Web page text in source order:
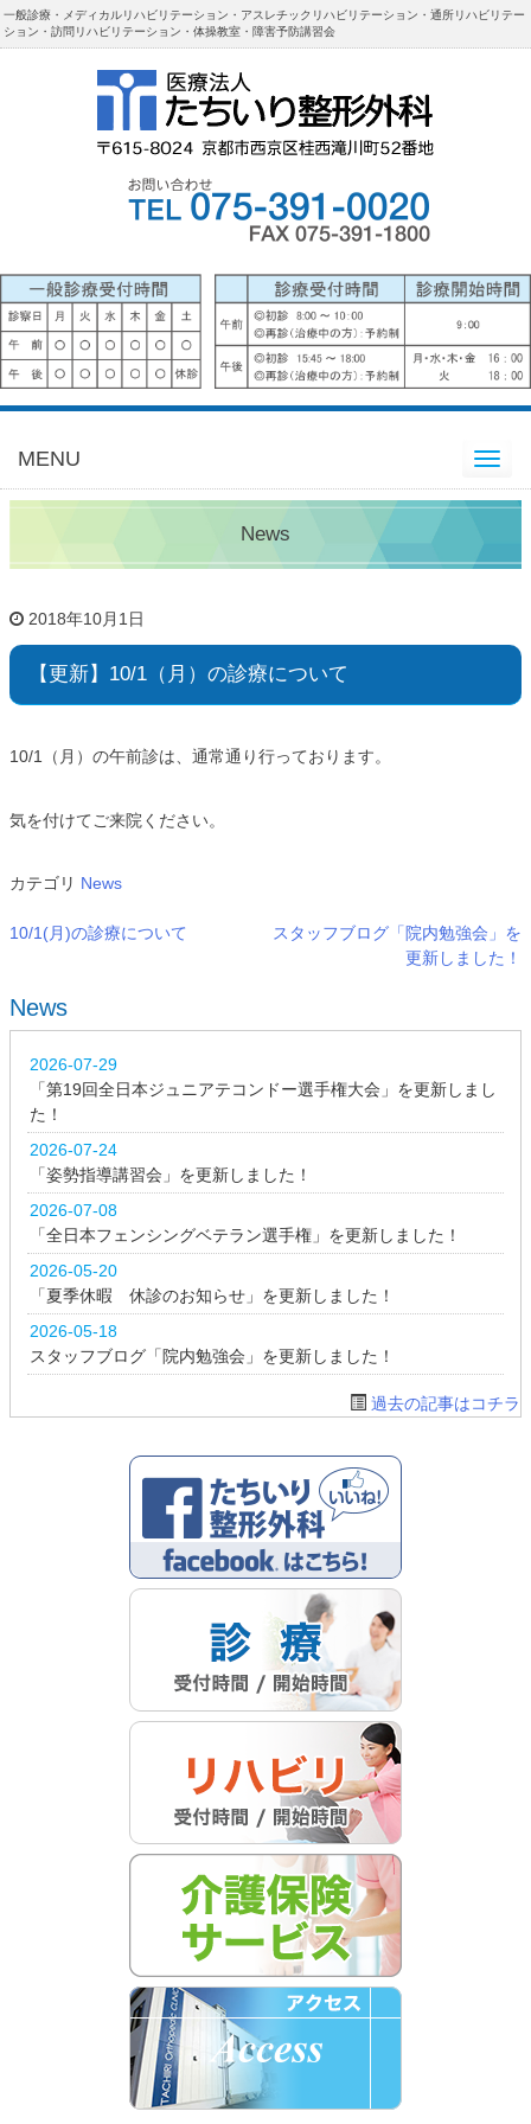
一般診療・メディカルリハビリテーション・アスレチックリハビリテーション・通所リハビリテー
ション・訪問リハビリテーション・体操教室・障害予防講習会
MENU Toggle
navigation
News
2018年10月1日
【更新】10/1（月）の診療について
10/1（月）の午前診は、通常通り行っております。
気を付けてご来院ください。
カテゴリ News
10/1(月)の診療について
スタッフブログ「院内勉強会」を
更新しました！
News
2026-07-29
「第19回全日本ジュニアテコンドー選手権大会」を更新しまし
た！
2026-07-24
「姿勢指導講習会」を更新しました！
2026-07-08
「全日本フェンシングベテラン選手権」を更新しました！
2026-05-20
「夏季休暇 休診のお知らせ」を更新しました！
2026-05-18
スタッフブログ「院内勉強会」を更新しました！
過去の記事はコチラ